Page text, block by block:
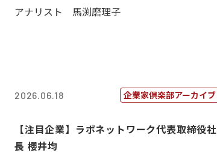
アナリスト 馬渕磨理子
2026.06.18 企業家倶楽部アーカイブ
【注目企業】ラボネットワーク代表取締役社
長 櫻井均